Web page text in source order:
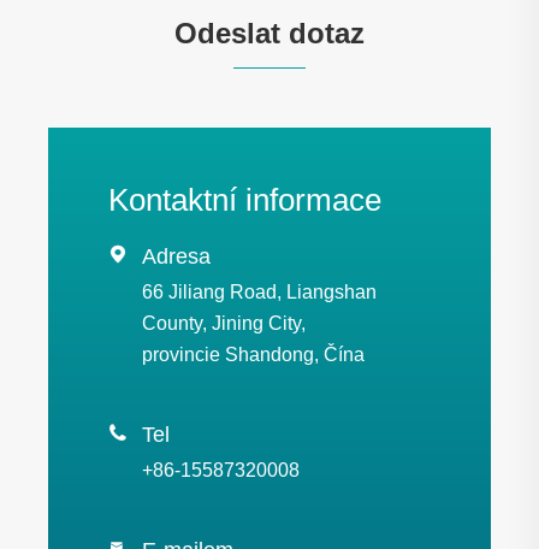
Odeslat dotaz
Kontaktní informace
 Adresa
66 Jiliang Road, Liangshan
County, Jining City,
provincie Shandong, Čína
 Tel
+86-15587320008